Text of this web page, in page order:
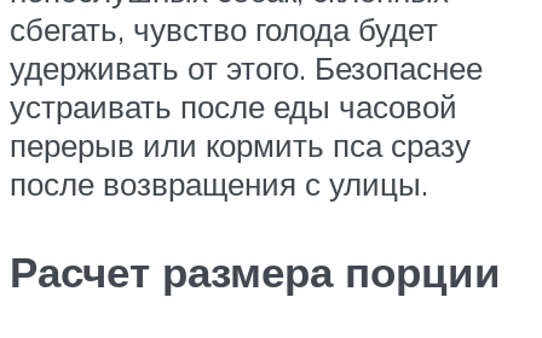
сбегать, чувство голода будет
удерживать от этого. Безопаснее
устраивать после еды часовой
перерыв или кормить пса сразу
после возвращения с улицы.
Расчет размера порции